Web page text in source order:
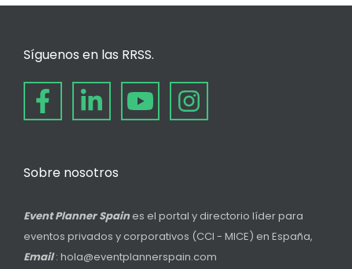
Síguenos en las RRSS.
Sobre nosotros
Event Planner Spain es el portal y directorio líder para
eventos privados y corporativos (CCI - MICE) en España,
Email: hola@eventplannerspain.com